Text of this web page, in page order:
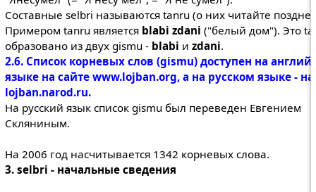
Составные selbri называются tanru (о них читайте
Примером tanru является blabi zdani ("белый дом"). Это
образовано из двух gismu - blabi и zdani.
2.6. Список корневых слов (gismu) доступен на
языке на сайте www.lojban.org, а на русском языке - на
lojban.narod.ru.
На русский язык список gismu был переведен Евгением
Скляниным.
На 2006 год насчитывается 1342 корневых слова.
3. selbri - начальные сведения